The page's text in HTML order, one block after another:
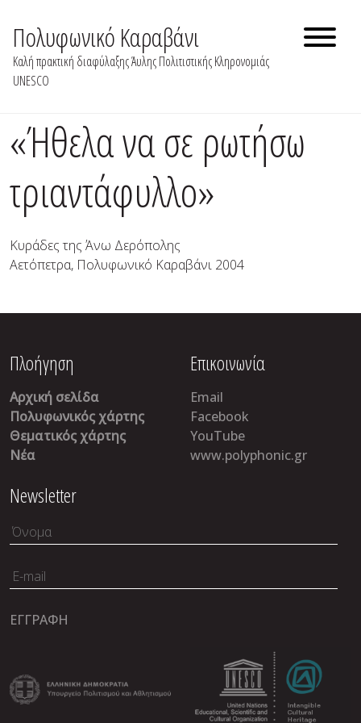
content
Πολυφωνικό Καραβάνι
Καλή πρακτική διαφύλαξης Άυλης Πολιτιστικής Κληρονομιάς
UNESCO
«Ήθελα να σε ρωτήσω
τριαντάφυλλο»
Κυράδες της Άνω Δερόπολης
Αετόπετρα, Πολυφωνικό Καραβάνι 2004
Πλοήγηση
Αρχική σελίδα
Πολυφωνικός χάρτης
Θεματικός χάρτης
Νέα
Επικοινωνία
Email
Facebook
YouTube
www.polyphonic.gr
Newsletter